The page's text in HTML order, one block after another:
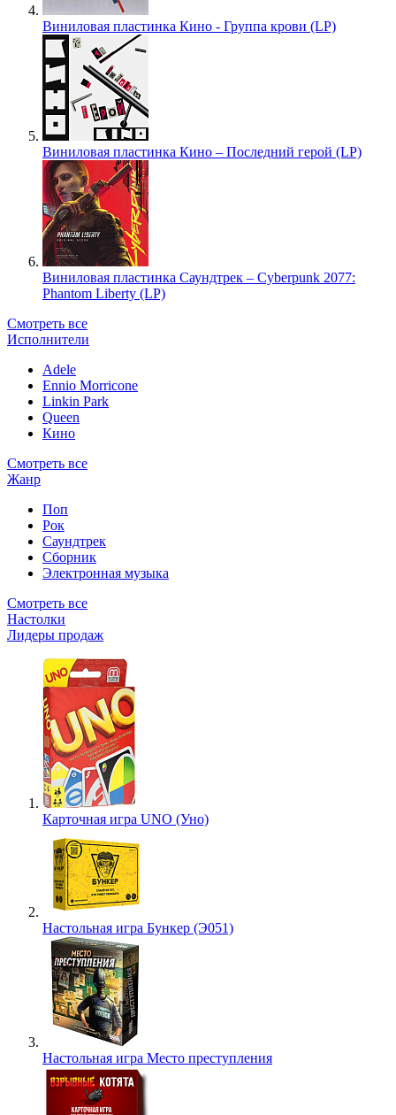
Виниловая пластинка Кино - Группа крови (LP)
Виниловая пластинка Кино – Последний герой (LP)
Виниловая пластинка Саундтрек – Cyberpunk 2077:
Phantom Liberty (LP)
Смотреть все
Исполнители
Adele
Ennio Morricone
Linkin Park
Queen
Кино
Смотреть все
Жанр
Поп
Рок
Саундтрек
Сборник
Электронная музыка
Смотреть все
Настолки
Лидеры продаж
Карточная игра UNO (Уно)
Настольная игра Бункер (Э051)
Настольная игра Место преступления